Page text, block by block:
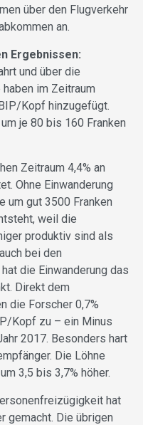
über den Flugverkehr
an.
Ergebnissen:
und über die
im Zeitraum
Kopf hinzugefügt.
je 80 bis 160 Franken
Zeitraum 4,4% an
Ohne Einwanderung
um gut 3500 Franken
weil die
produktiv sind als
bei den
die Einwanderung das
Direkt dem
die Forscher 0,7%
Kopf zu – ein Minus
2017. Besonders hart
Die Löhne
3,5 bis 3,7% höher.
hat
gemacht. Die übrigen